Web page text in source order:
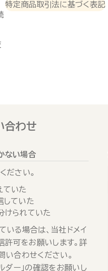
特定商品取引法に基づく表記
合わせ
ない場合
ださい。
ていた
していた
けられていた
いる場合は、当社ドメイ
可をお願いします。詳
い合わせください。
ダー」の確認をお願いし